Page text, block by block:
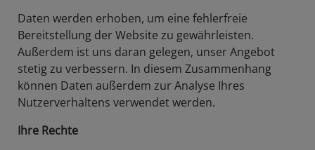
Daten werden erhoben, um eine fehlerfreie
Bereitstellung der Website zu gewährleisten.
Außerdem ist uns daran gelegen, unser Angebot
stetig zu verbessern. In diesem Zusammenhang
können Daten außerdem zur Analyse Ihres
Nutzerverhaltens verwendet werden.
Ihre Rechte